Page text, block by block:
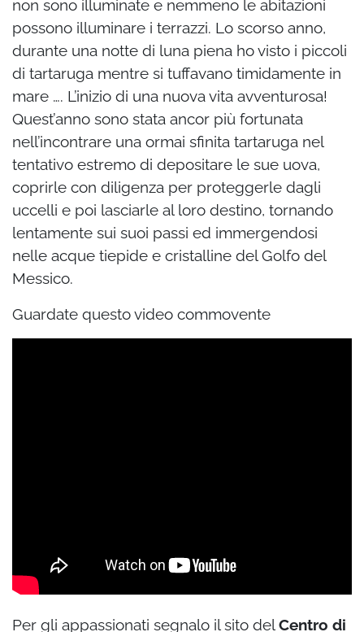
non sono illuminate e nemmeno le abitazioni
possono illuminare i terrazzi. Lo scorso anno,
durante una notte di luna piena ho visto i piccoli
di tartaruga mentre si tuffavano timidamente in
mare …. L’inizio di una nuova vita avventurosa!
Quest’anno sono stata ancor più fortunata
nell’incontrare una ormai sfinita tartaruga nel
tentativo estremo di depositare le sue uova,
coprirle con diligenza per proteggerle dagli
uccelli e poi lasciarle al loro destino, tornando
lentamente sui suoi passi ed immergendosi
nelle acque tiepide e cristalline del Golfo del
Messico.
Guardate questo video commovente
Per gli appassionati segnalo il sito delCentro di